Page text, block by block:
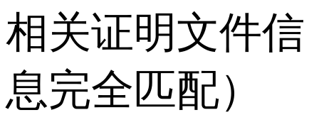
相关证明文件信
息完全匹配）